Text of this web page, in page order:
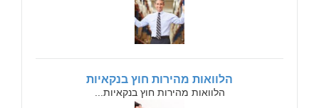
הלוואות מהירות חוץ בנקאיות
הלוואות מהירות חוץ בנקאיות...